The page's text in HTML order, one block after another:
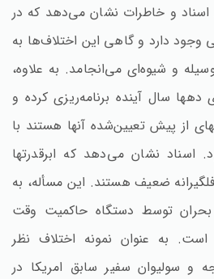
و خاطرات نشان می‌دهد که در
وجود دارد و گاهی این اختلاف‌ها به
و شیوه‌ای می‌انجامد. به علاوه‌،
دهها سال آینده برنامه‌ریزی کرده و
از پیش تعیین‌شده آنها هستند با
اسناد نشان می‌دهد که ابرقدرتها
ضعیف هستند. این مسأله‌، به
توسط دستگاه حاکمیت وقت
است‌. به عنوان نمونه اختلاف نظر
و سولیوان سفیر سابق امریکا در